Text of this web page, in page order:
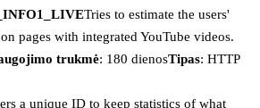
Tries to estimate the users'
pages with integrated YouTube videos.
trukmė: 180 dienosTipas: HTTP
a unique ID to keep statistics of what